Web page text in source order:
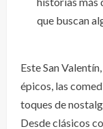
que buscan
Este San
épicos, las
toques de
Desde clásicos